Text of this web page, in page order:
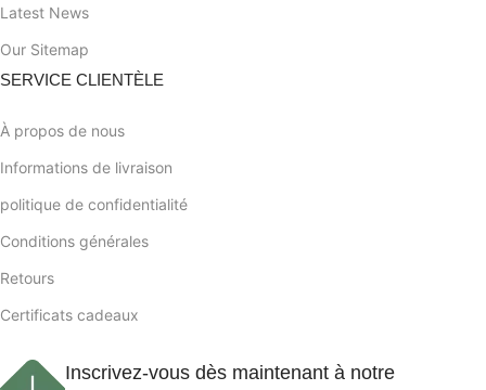
Latest News
Our Sitemap
SERVICE CLIENTÈLE
À propos de nous
Informations de livraison
politique de confidentialité
Conditions générales
Retours
Certificats cadeaux
Inscrivez-vous dès maintenant à notre